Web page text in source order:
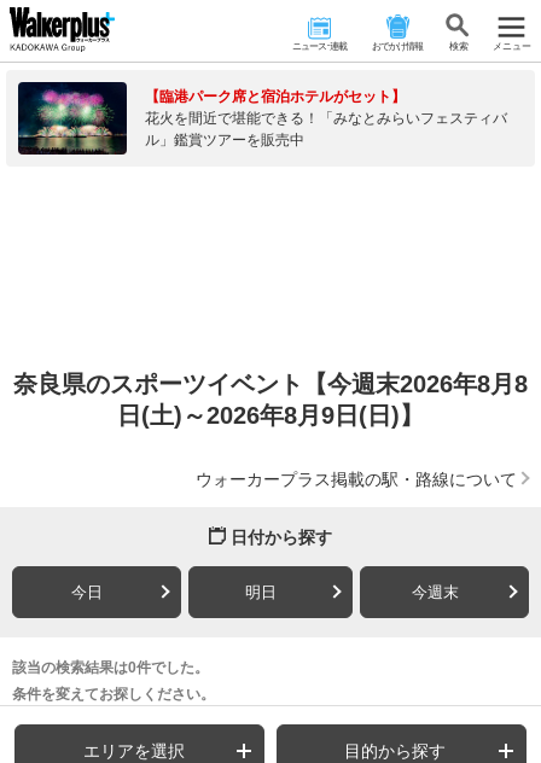
ニュース･連載 おでかけ情報 検 索 メニュー
【臨港パーク席と宿泊ホテルがセット】
花火を間近で堪能できる！「みなとみらいフェスティバ
ル」鑑賞ツアーを販売中
奈良県のスポーツイベント【今週末2026年8月8
日(土)～2026年8月9日(日)】
ウォーカープラス掲載の駅・路線について
日付から探す
今日 明日 今週末
該当の検索結果は0件でした。
条件を変えてお探しください。
エリアを選択 目的から探す